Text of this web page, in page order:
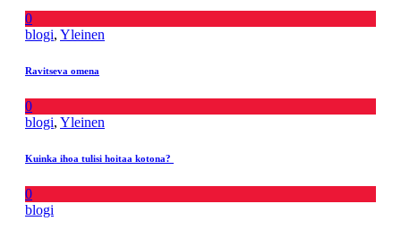
0
blogi, Yleinen
Ravitseva omena
0
blogi, Yleinen
Kuinka ihoa tulisi hoitaa kotona?
0
blogi